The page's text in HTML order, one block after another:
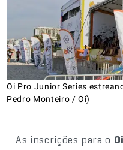
Oi Pro Junior Series
Pedro Monteiro / Oi)
As inscrições para o